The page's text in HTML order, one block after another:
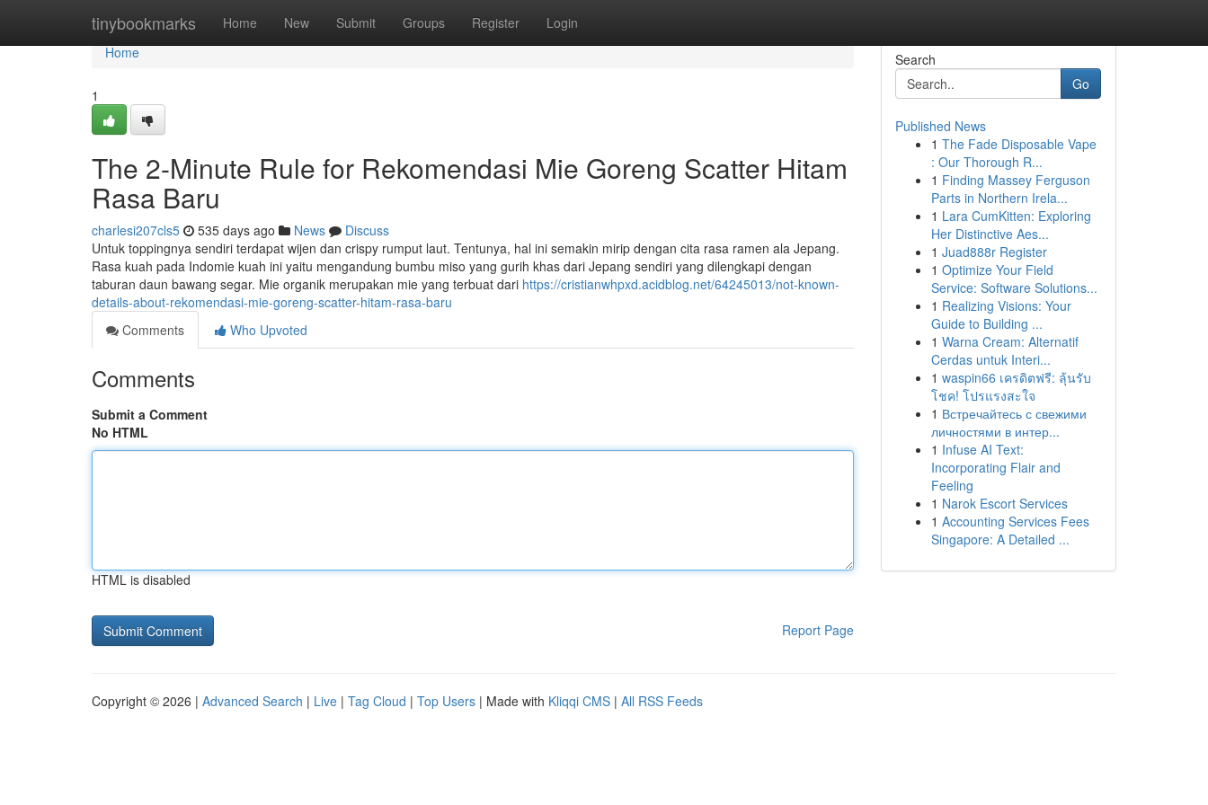
tinybookmarks Home New Submit Groups Register Login
Home
Home
1
The 2-Minute Rule for Rekomendasi Mie Goreng Scatter Hitam
Rasa Baru
charlesi207cls5 535 days ago News
Discuss
Untuk toppingnya sendiri terdapat wijen dan crispy rumput laut. Tentunya, hal ini semakin mirip dengan cita rasa ramen ala Jepang.
Rasa kuah pada Indomie kuah ini yaitu mengandung bumbu miso yang gurih khas dari Jepang sendiri yang dilengkapi dengan
taburan daun bawang segar. Mie organik merupakan mie yang terbuat dari https://cristianwhpxd.acidblog.net/64245013/not-known-
details-about-rekomendasi-mie-goreng-scatter-hitam-rasa-baru
Comments
Who Upvoted
Comments
Submit a Comment
No HTML
HTML is disabled
Report Page
Search
Go
Published News
1 The Fade Disposable Vape
: Our Thorough R...
1 Finding Massey Ferguson
Parts in Northern Irela...
1 Lara CumKitten: Exploring
Her Distinctive Aes...
1 Juad888r Register
1 Optimize Your Field
Service: Software Solutions...
1 Realizing Visions: Your
Guide to Building ...
1 Warna Cream: Alternatif
Cerdas untuk Interi...
1 waspin66 เครดิตฟรี: ลุ้นรับ
โชค! โปรแรงสะใจ
1 Встречайтесь с свежими
личностями в интер...
1 Infuse AI Text:
Incorporating Flair and
Feeling
1 Narok Escort Services
1 Accounting Services Fees
Singapore: A Detailed ...
Copyright © 2026 | Advanced Search | Live | Tag Cloud | Top Users | Made with Kliqqi CMS | All RSS Feeds